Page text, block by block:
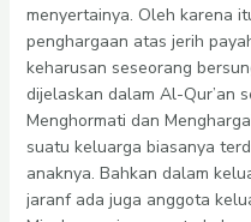
menyertainya. Oleh karena
penghargaan atas jerih
keharusan seseorang
dijelaskan dalam Al-
Menghormati dan
suatu keluarga biasanya
anaknya. Bahkan dalam
jaranf ada juga anggota